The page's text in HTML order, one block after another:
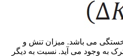
می باشد. میزان تنش و
به وجود می آید. نسبت به دیگر